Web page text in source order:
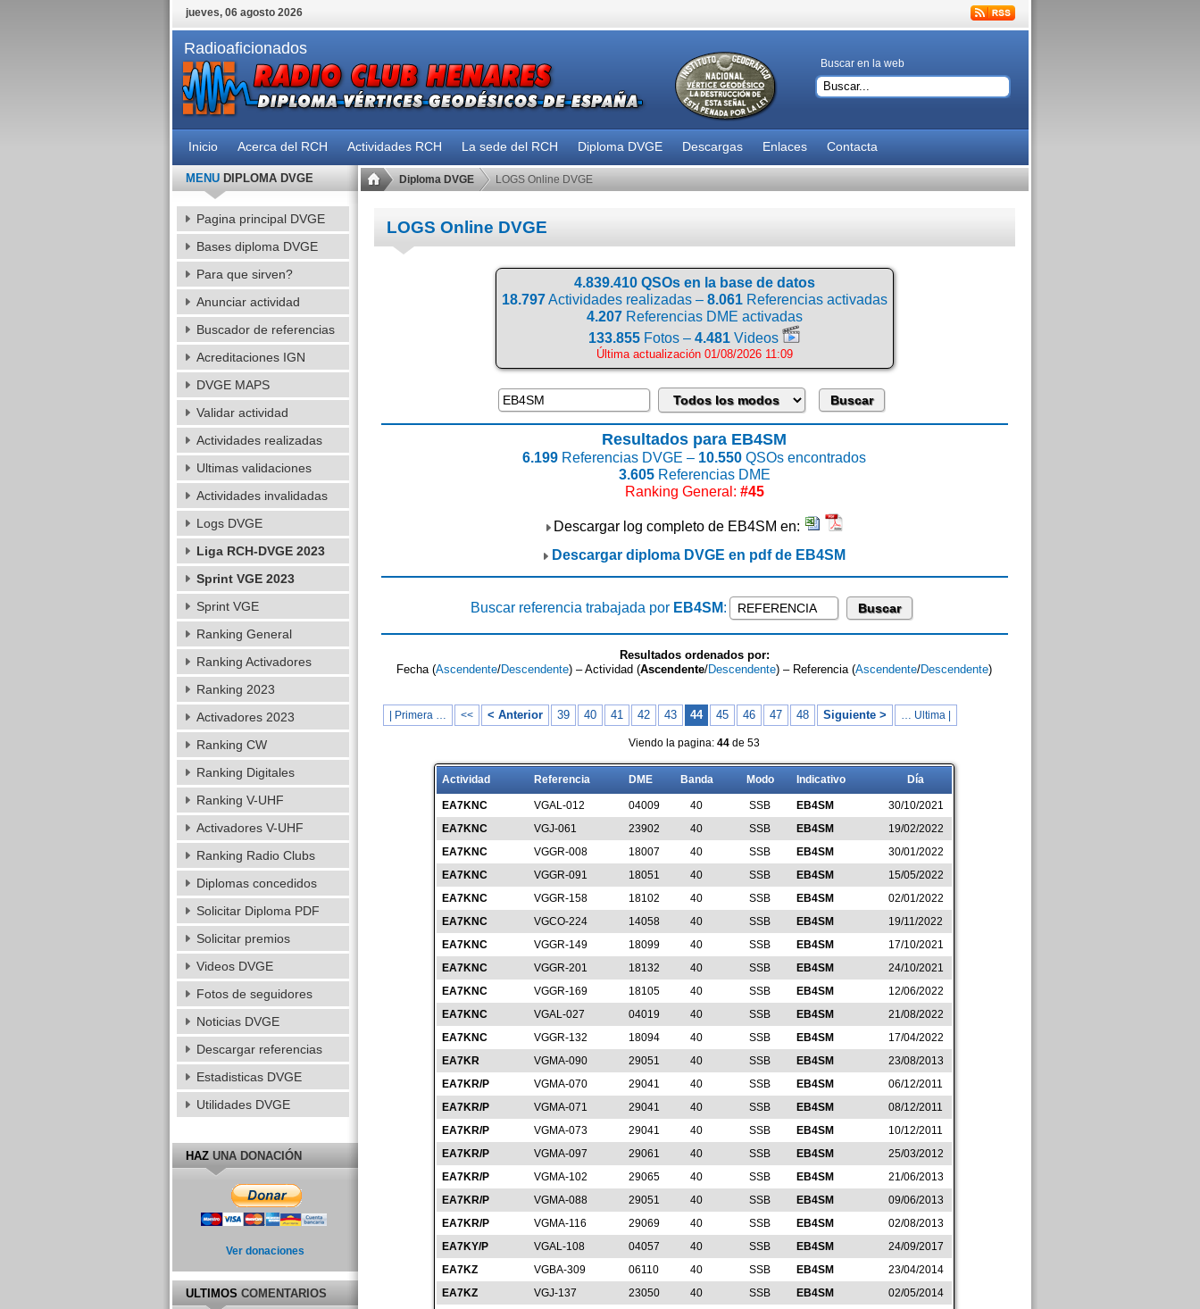
jueves, 06 agosto 2026
Radioaficionados
Buscar en la web
Inicio Acerca del RCH Actividades RCH La sede del RCH Diploma DVGE Descargas Enlaces Contacta
Diploma DVGE LOGS Online DVGE
LOGS Online DVGE
4.839.410 QSOs en la base de datos
18.797Actividades realizadas – 8.061Referencias activadas
4.207Referencias DME activadas
133.855 Fotos – 4.481 Videos
Última actualización 01/08/2026 11:09
Resultados para EB4SM
6.199 Referencias DVGE – 10.550 QSOs encontrados
3.605Referencias DME
Ranking General: #45
Descargar log completo de EB4SM en:
Descargar diploma DVGE en pdf de EB4SM
Buscar referencia trabajada por EB4SM:
Resultados ordenados por:
Fecha (Ascendente/Descendente) – Actividad (Ascendente/Descendente) – Referencia (Ascendente/Descendente)
| Primera … << < Anterior 39 40 41 42 43 44 45 46 47 48 Siguiente > … Ultima |
Viendo la pagina: 44 de 53
Actividad Referencia DME Banda Modo Indicativo Día
EA7KNC VGAL-012 04009 40 SSB EB4SM
30/10/2021
EA7KNC
VGJ-061 23902 40 SSB EB4SM
19/02/2022
EA7KNC
VGGR-008 18007 40 SSB EB4SM
30/01/2022
EA7KNC
VGGR-091 18051 40 SSB EB4SM
15/05/2022
EA7KNC
VGGR-158 18102 40 SSB EB4SM
02/01/2022
EA7KNC
VGCO-224 14058 40 SSB EB4SM
19/11/2022
EA7KNC
VGGR-149 18099 40 SSB EB4SM
17/10/2021
EA7KNC
VGGR-201 18132 40 SSB EB4SM
24/10/2021
EA7KNC
VGGR-169 18105 40 SSB EB4SM
12/06/2022
EA7KNC
VGAL-027 04019 40 SSB EB4SM
21/08/2022
EA7KNC
VGGR-132 18094 40 SSB EB4SM
17/04/2022
EA7KR
VGMA-090 29051 40 SSB EB4SM
23/08/2013
EA7KR/P
VGMA-070 29041 40 SSB EB4SM
06/12/2011
EA7KR/P
VGMA-071 29041 40 SSB EB4SM
08/12/2011
EA7KR/P
VGMA-073 29041 40 SSB EB4SM
10/12/2011
EA7KR/P
VGMA-097 29061 40 SSB EB4SM
25/03/2012
EA7KR/P
VGMA-102 29065 40 SSB EB4SM
21/06/2013
EA7KR/P
VGMA-088 29051 40 SSB EB4SM
09/06/2013
EA7KR/P
VGMA-116 29069 40 SSB EB4SM
02/08/2013
EA7KY/P
VGAL-108 04057 40 SSB EB4SM
24/09/2017
EA7KZ
VGBA-309 06110 40 SSB EB4SM
23/04/2014
EA7KZ
VGJ-137 23050 40 SSB EB4SM
02/05/2014
MENUDIPLOMA DVGE
Pagina principal DVGE
Bases diploma DVGE
Para que sirven?
Anunciar actividad
Buscador de referencias
Acreditaciones IGN
DVGE MAPS
Validar actividad
Actividades realizadas
Ultimas validaciones
Actividades invalidadas
Logs DVGE
Liga RCH-DVGE 2023
Sprint VGE 2023
Sprint VGE
Ranking General
Ranking Activadores
Ranking 2023
Activadores 2023
Ranking CW
Ranking Digitales
Ranking V-UHF
Activadores V-UHF
Ranking Radio Clubs
Diplomas concedidos
Solicitar Diploma PDF
Solicitar premios
Videos DVGE
Fotos de seguidores
Noticias DVGE
Descargar referencias
Estadisticas DVGE
Utilidades DVGE
HAZUNA DONACIÓN
Ver donaciones
ULTIMOSCOMENTARIOS